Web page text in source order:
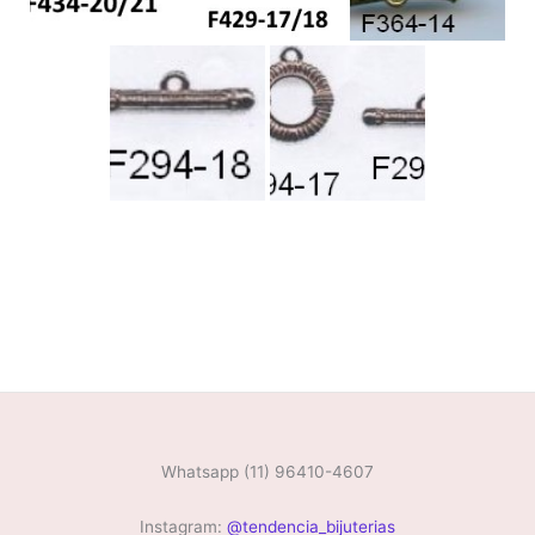
Whatsapp (11) 96410-4607
Instagram: @tendencia_bijuterias